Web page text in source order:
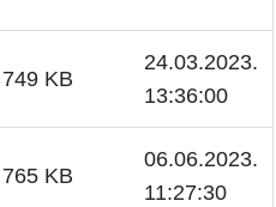
749 KB
24.03.2023.
13:36:00
765 KB
06.06.2023.
11:27:30